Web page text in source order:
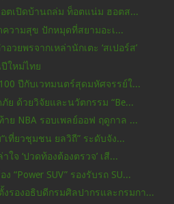
ตเปิดบ้านถล่ม ท็อตแน่ม ฮอตส...
วามสุข ปักหมุดที่สยามอะเ...
ยพรจากเหล่านักเตะ ‘สเปอร์ส’
ใหม่ไทย
ปีกับเวทมนตร์สุดมหัศจรรย์ใ...
ย ด้วยวิจัยและนวัตกรรม “Be...
ย NBA รอบเพลย์ออฟ ฤดูกาล ...
ที่ยวชุมชน ยลวิถี” ระดับจัง...
จ ‘ปวดท้องต้องตรวจ’ เสี...
“Power SUV” รองรับรถ SU...
รองอธิบดีกรมศิลปากรและกรมกา...